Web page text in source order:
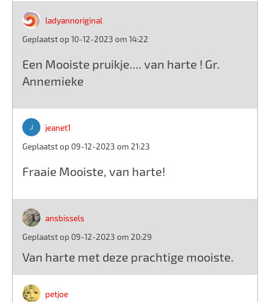
ladyannoriginal
Geplaatst op 10-12-2023 om 14:22
Een Mooiste pruikje.... van harte ! Gr.
Annemieke
jeanet1
Geplaatst op 09-12-2023 om 21:23
Fraaie Mooiste, van harte!
ansbissels
Geplaatst op 09-12-2023 om 20:29
Van harte met deze prachtige mooiste.
petjoe